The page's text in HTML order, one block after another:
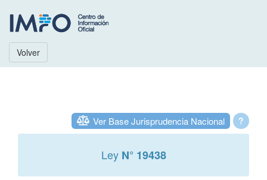
Volver
?
Ver Base Jurisprudencia Nacional
Ley N° 19438